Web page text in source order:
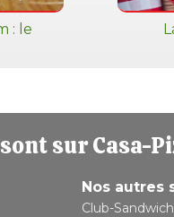
: le
sur Casa-
Nos autres
Club-Sandwich